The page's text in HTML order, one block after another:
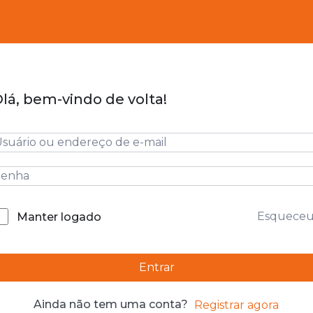
bem-vindo de volta!
Manter logado
Entrar
Ainda não tem uma conta? Registrar agora